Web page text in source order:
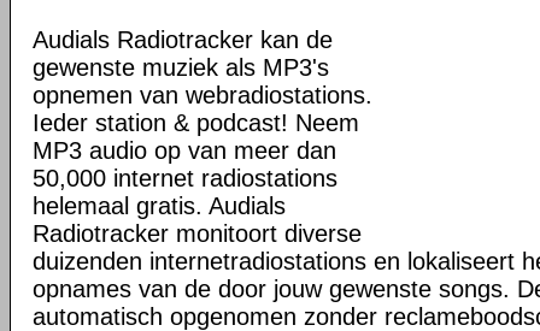
Audials Radiotracker kan de
gewenste muziek als MP3's
opnemen van webradiostations.
Ieder station & podcast! Neem
MP3 audio op van meer dan
50,000 internet radiostations
helemaal gratis. Audials
Radiotracker monitoort diverse
duizenden internetradiostations en lokaliseert
opnames van de door jouw gewenste songs.
automatisch opgenomen zonder